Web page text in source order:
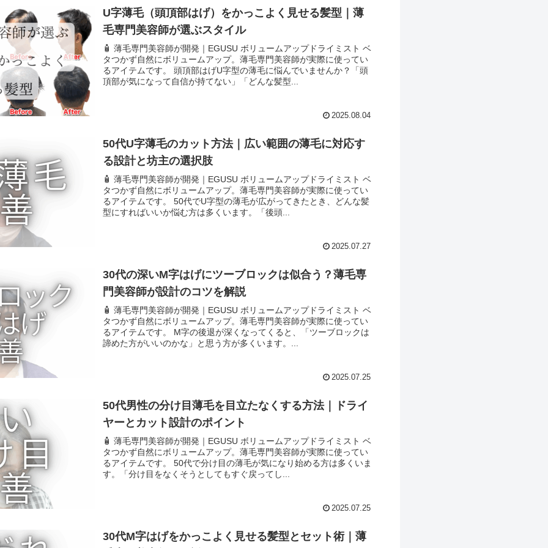
U字薄毛（頭頂部はげ）をかっこよく見せる髪型｜薄
毛専門美容師が選ぶスタイル
🧴 薄毛専門美容師が開発｜EGUSU ボリュームアップドライミスト ベ
タつかず自然にボリュームアップ。薄毛専門美容師が実際に使ってい
るアイテムです。 頭頂部はげU字型の薄毛に悩んでいませんか？「頭
頂部が気になって自信が持てない」「どんな髪型...
2025.08.04
50代U字薄毛のカット方法｜広い範囲の薄毛に対応す
る設計と坊主の選択肢
🧴 薄毛専門美容師が開発｜EGUSU ボリュームアップドライミスト ベ
タつかず自然にボリュームアップ。薄毛専門美容師が実際に使ってい
るアイテムです。 50代でU字型の薄毛が広がってきたとき、どんな髪
型にすればいいか悩む方は多くいます。「後頭...
2025.07.27
30代の深いM字はげにツーブロックは似合う？薄毛専
門美容師が設計のコツを解説
🧴 薄毛専門美容師が開発｜EGUSU ボリュームアップドライミスト ベ
タつかず自然にボリュームアップ。薄毛専門美容師が実際に使ってい
るアイテムです。 M字の後退が深くなってくると、「ツーブロックは
諦めた方がいいのかな」と思う方が多くいます。...
2025.07.25
50代男性の分け目薄毛を目立たなくする方法｜ドライ
ヤーとカット設計のポイント
🧴 薄毛専門美容師が開発｜EGUSU ボリュームアップドライミスト ベ
タつかず自然にボリュームアップ。薄毛専門美容師が実際に使ってい
るアイテムです。 50代で分け目の薄毛が気になり始める方は多くいま
す。「分け目をなくそうとしてもすぐ戻ってし...
2025.07.25
30代M字はげをかっこよく見せる髪型とセット術｜薄